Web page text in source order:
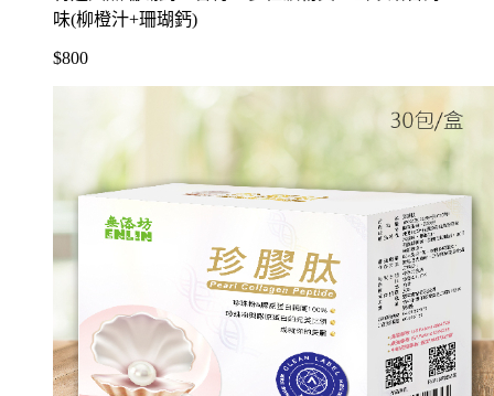
味(柳橙汁+珊瑚鈣)
$800